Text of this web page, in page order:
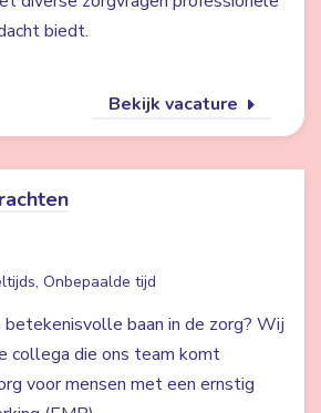
biedt.
Bekijk vacature
Onbepaalde tijd
betekenisvolle baan in de zorg? Wij
collega die ons team komt
voor mensen met een ernstig